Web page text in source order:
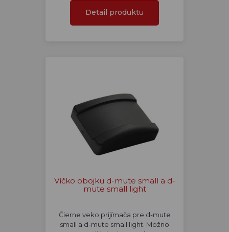
Detail produktu
Víčko obojku d-mute small a d-
mute small light
Čierne veko prijímača pre d-mute
small a d-mute small light. Možno